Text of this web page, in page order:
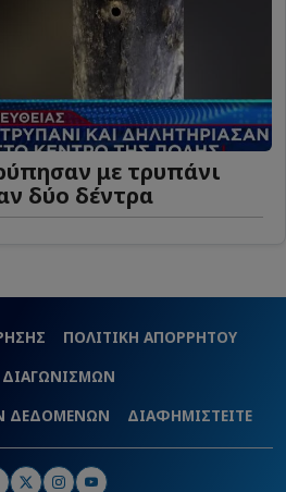
με τρυπάνι
δύο δέντρα
ΠΟΛΙΤΙΚΗ ΑΠΟΡΡΗΤΟΥ
ΔΕΔΟΜΕΝΩΝ
ΔΙΑΦΗΜΙΣΤΕΙΤΕ